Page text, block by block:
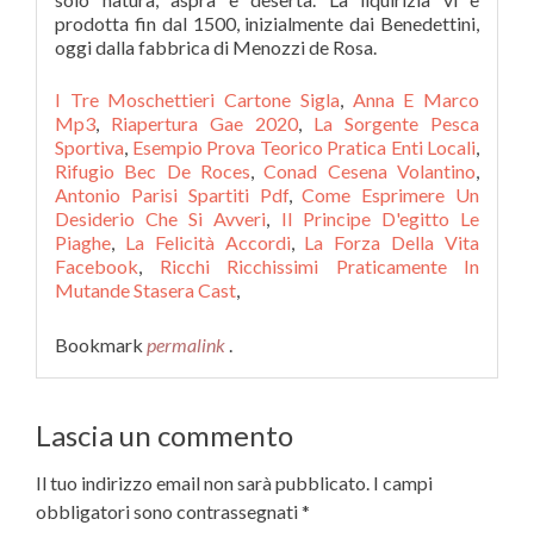
I Tre Moschettieri Cartone Sigla, Anna E Marco
Mp3, Riapertura Gae 2020, La Sorgente Pesca
Sportiva, Esempio Prova Teorico Pratica Enti Locali,
Rifugio Bec De Roces,Conad Cesena Volantino,
Antonio Parisi Spartiti Pdf,Come Esprimere Un
Desiderio Che Si Avveri, Il Principe D'egitto Le
Piaghe, La Felicità Accordi, La Forza Della Vita
Facebook, Ricchi Ricchissimi Praticamente In
Mutande Stasera Cast,
Bookmark permalink .
Lascia un commento
Il tuo indirizzo email non sarà pubblicato. I campi
obbligatori sono contrassegnati*